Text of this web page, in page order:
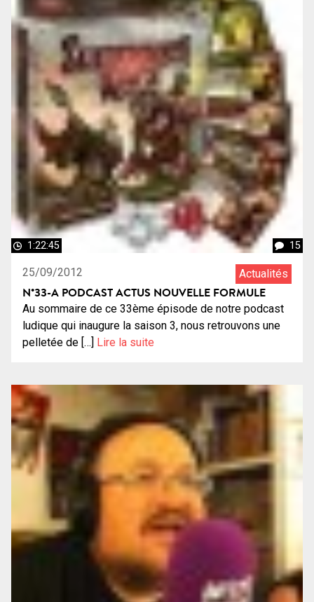
1:22:45 15
25/09/2012 Actualités
N°33-A PODCAST ACTUS NOUVELLE FORMULE
Au sommaire de ce 33ème épisode de notre podcast
ludique qui inaugure la saison 3, nous retrouvons une
pelletée de […] Lire la suite